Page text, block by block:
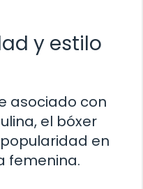
y estilo
asociado con
el bóxer
en
femenina.